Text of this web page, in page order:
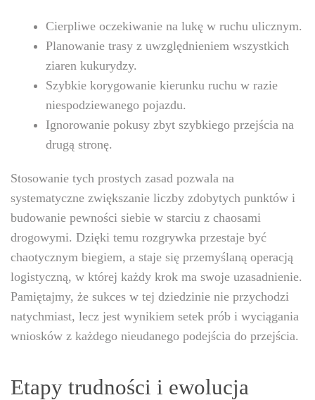
Cierpliwe oczekiwanie na lukę w ruchu ulicznym.
Planowanie trasy z uwzględnieniem wszystkich
ziaren kukurydzy.
Szybkie korygowanie kierunku ruchu w razie
niespodziewanego pojazdu.
Ignorowanie pokusy zbyt szybkiego przejścia na
drugą stronę.
Stosowanie tych prostych zasad pozwala na
systematyczne zwiększanie liczby zdobytych punktów i
budowanie pewności siebie w starciu z chaosami
drogowymi. Dzięki temu rozgrywka przestaje być
chaotycznym biegiem, a staje się przemyślaną operacją
logistyczną, w której każdy krok ma swoje uzasadnienie.
Pamiętajmy, że sukces w tej dziedzinie nie przychodzi
natychmiast, lecz jest wynikiem setek prób i wyciągania
wniosków z każdego nieudanego podejścia do przejścia.
Etapy trudności i ewolucja